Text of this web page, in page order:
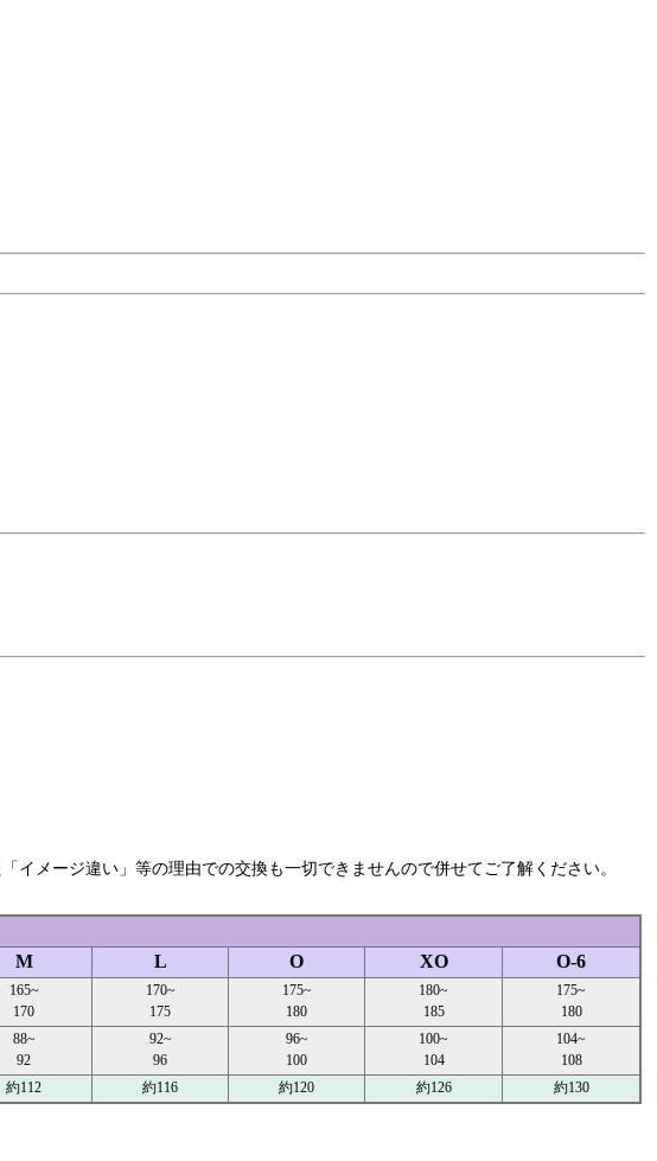
メージ違い」等の理由での交換も一切できませんので併せてご了解ください。
M L O XO O-6
165~
170
170~
175
175~
180
180~
185
175~
180
88~
92
92~
96
96~
100
100~
104
104~
108
約112 約116 約120 約126 約130